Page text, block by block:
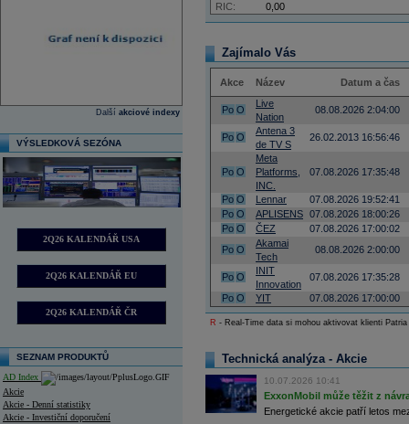
Další akciové indexy
VÝSLEDKOVÁ SEZÓNA
2Q26 KALENDÁŘ USA
2Q26 KALENDÁŘ EU
2Q26 KALENDÁŘ ČR
SEZNAM PRODUKTŮ
AD Index
Akcie
Akcie - Denní statistiky
Akcie - Investiční doporučení
RIC: 0,00
Zajímalo Vás
Akce Název Datum a čas
Po O
Live
Nation
08.08.2026 2:04:00
Po O
Antena 3
de TV S
26.02.2013 16:56:46
Po O
Meta
Platforms,
INC.
07.08.2026 17:35:48
Po O Lennar
07.08.2026 19:52:41
Po O APLISENS 07.08.2026 18:00:26
Po O ČEZ
07.08.2026 17:00:02
Po O
Akamai
Tech
08.08.2026 2:00:00
Po O
INIT
Innovation
07.08.2026 17:35:28
Po O YIT 07.08.2026 17:00:00
R - Real-Time data si mohou aktivovat klienti
Technická analýza - Akcie
10.07.2026 10:41
ExxonMobil může těžit z
Energetické akcie patří letos